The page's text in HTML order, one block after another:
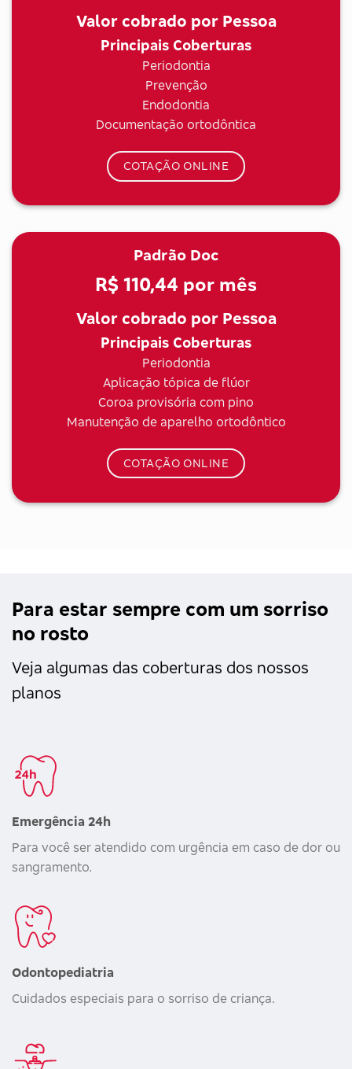
Valor cobrado por Pessoa
Principais Coberturas
Periodontia
Prevenção
Endodontia
Documentação ortodôntica
COTAÇÃO ONLINE
Padrão Doc
R$ 110,44 por mês
Valor cobrado por Pessoa
Principais Coberturas
Periodontia
Aplicação tópica de flúor
Coroa provisória com pino
Manutenção de aparelho ortodôntico
COTAÇÃO ONLINE
Para estar sempre com um sorriso
no rosto
Veja algumas das coberturas dos nossos
planos
Emergência 24h
Para você ser atendido com urgência em caso de dor ou
sangramento.
Odontopediatria
Cuidados especiais para o sorriso de criança.